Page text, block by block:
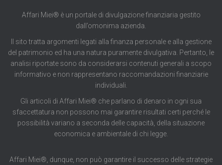
Affari Miei® è un portale di divulgazione finanziaria gestito
dall’omonima azienda.
Il sito tratta argomenti legati alla finanza personale e alla gestione
del patrimonio ed ha una natura puramente divulgativa. Pertanto, le
analisi riportate sono da considerarsi contenuti generali a scopo
informativo e non rappresentano raccomandazioni finanziarie
individuali.
Gli articoli di Affari Miei® che parlano di denaro in ogni sua
sfaccettatura non possono mai garantire risultati certi perché le
possibilità variano a seconda delle capacità, della situazione
economica e ambientale di chi legge.
Affari Miei®, dunque, non può garantire il successo delle strategie